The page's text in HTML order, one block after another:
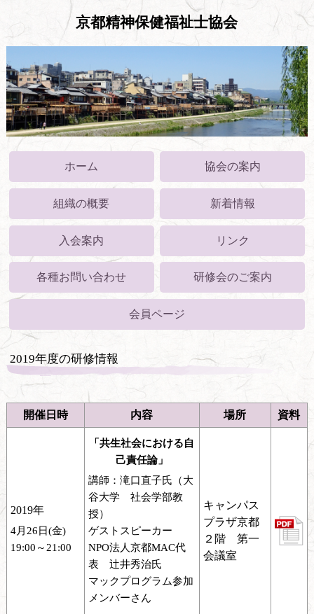
京都精神保健福祉士協会
ホーム 協会の案内
組織の概要 新着情報
入会案内 リンク
各種お問い合わせ 研修会のご案内
会員ページ
2019年度の研修情報
開催日時 内容 場所 資料
2019年
4月26日(金)
19:00～21:00
「共生社会における自
己責任論」
講師：滝口直子氏（大
谷大学 社会学部教
授）
ゲストスピーカー
NPO法人京都MAC代
表 辻井秀治氏
マックプログラム参加
メンバーさん
キャンパス
プラザ京都
２階 第一
会議室